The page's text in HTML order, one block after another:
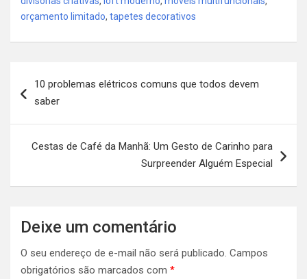
orçamento limitado, tapetes decorativos
de
10 problemas elétricos comuns que todos devem
saber
Cestas de Café da Manhã: Um Gesto de Carinho para
Surpreender Alguém Especial
Deixe um comentário
O seu endereço de e-mail não será publicado. Campos
obrigatórios são marcados com *